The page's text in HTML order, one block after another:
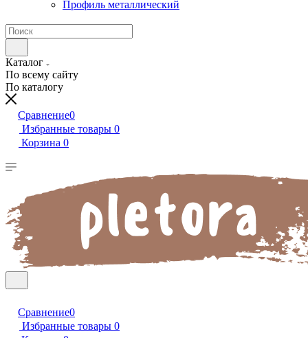
Профиль металлический
Каталог
По всему сайту
По каталогу
Сравнение0
Избранные товары 0
Корзина 0
Сравнение0
Избранные товары 0